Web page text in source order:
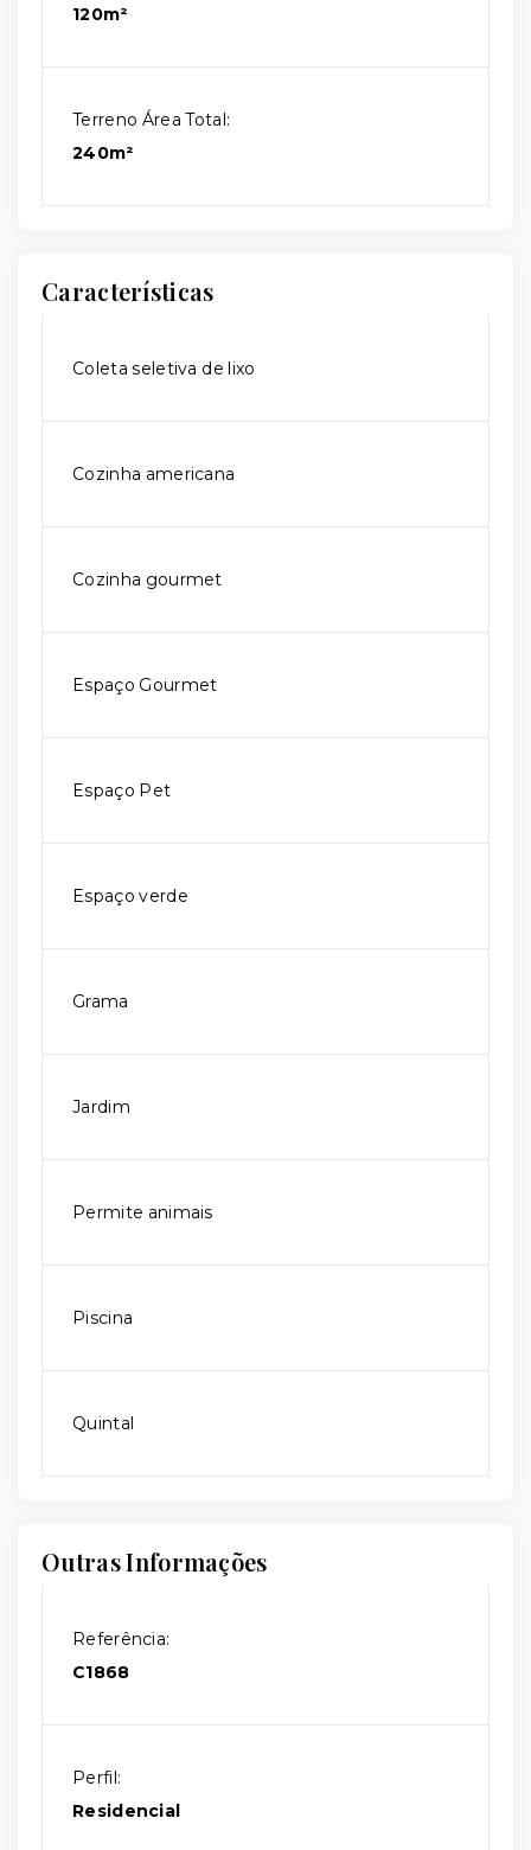
120m²
Terreno Área Total:
240m²
Características
Coleta seletiva de lixo
Cozinha americana
Cozinha gourmet
Espaço Gourmet
Espaço Pet
Espaço verde
Grama
Jardim
Permite animais
Piscina
Quintal
Outras Informações
Referência:
C1868
Perfil:
Residencial